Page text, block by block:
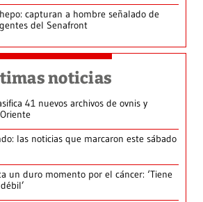
capturan a hombre señalado de
del Senafront
noticias
41 nuevos archivos de ovnis y
las noticias que marcaron este sábado
un duro momento por el cáncer: ‘Tiene